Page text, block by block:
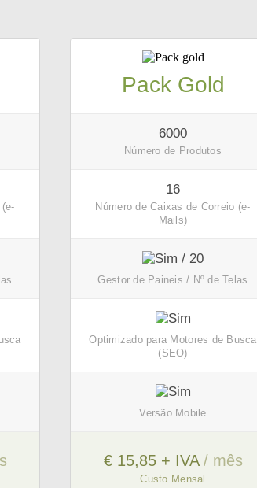
Pack Gold
6000
Número de Produtos
16
Número de Caixas de Correio (e-
Mails)
/ 20
Gestor de Paineis / Nº de Telas
Optimizado para Motores de Busca
(SEO)
Versão Mobile
€ 15,85 + IVA / mês
Custo Mensal